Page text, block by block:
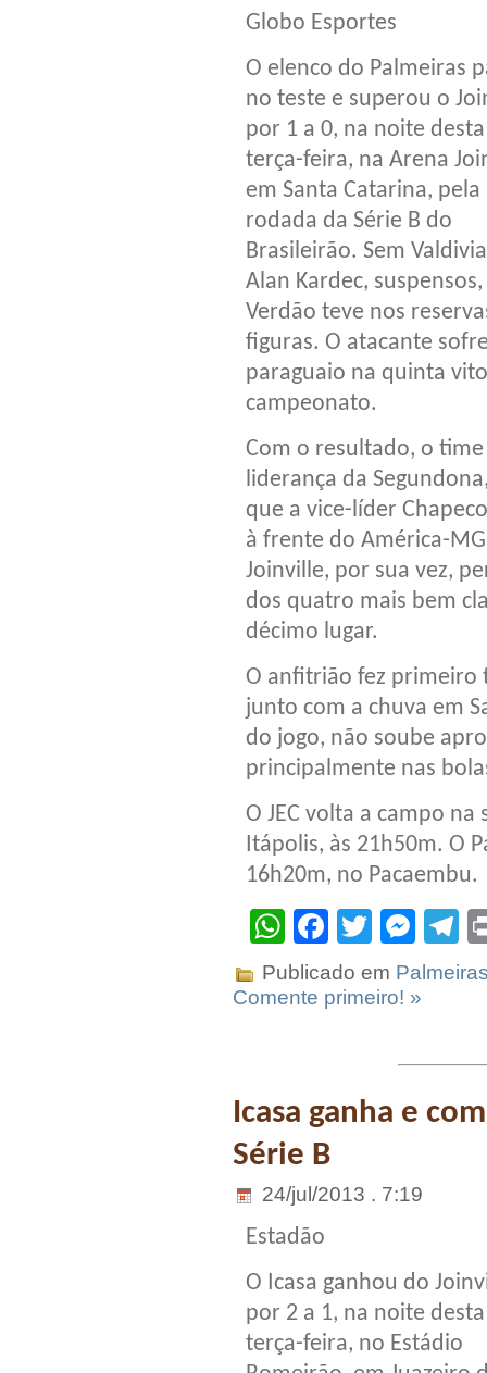
Globo Esportes
O elenco do Palmeiras
no teste e superou o
por 1 a 0, na noite desta
terça-feira, na Arena
em Santa Catarina, pela
rodada da Série B do
Brasileirão. Sem
Alan Kardec,
Verdão teve nos
figuras. O atacante
paraguaio na quinta
campeonato.
Com o resultado, o
liderança da
que a vice-líder
à frente do América-
Joinville, por sua vez,
dos quatro mais bem
décimo lugar.
O anfitrião fez primeiro
junto com a chuva em
do jogo, não soube
principalmente nas
O JEC volta a campo
Itápolis, às 21h50m. O
16h20m, no Pacaembu.
WhatsApp
Facebook
Twitter
Publicado em
Comente primeiro! »
Icasa ganha e
Série B
24/jul/2013 . 7:19
Estadão
O Icasa ganhou do
por 2 a 1, na noite desta
terça-feira, no Estádio